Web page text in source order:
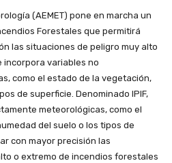
(AEMET) pone en marcha un
Forestales que permitirá
las situaciones de peligro muy alto
incorpora variables no
como el estado de la vegetación,
de superficie. Denominado IPIF,
meteorológicas, como el
del suelo o los tipos de
con mayor precisión las
o extremo de incendios forestales